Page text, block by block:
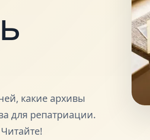
какие архивы
для репатриации.